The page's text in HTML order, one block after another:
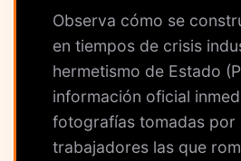
Observa cómo se
en tiempos de crisis
hermetismo de Estado
información oficial
fotografías tomadas por
trabajadores las que